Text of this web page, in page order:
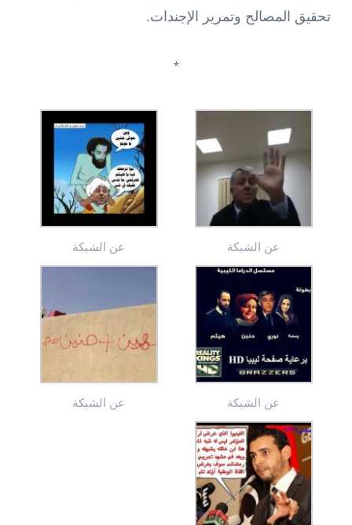
تحقيق المصالح وتمرير الإجندات.
*
عن الشبكة عن الشبكة
عن الشبكة عن الشبكة